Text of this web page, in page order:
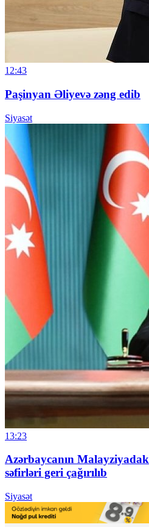
12:43
Paşinyan Əliyevə zəng edib
Siyasət
13:23
Azərbaycanın
səfirləri geri çağırılıb
Siyasət